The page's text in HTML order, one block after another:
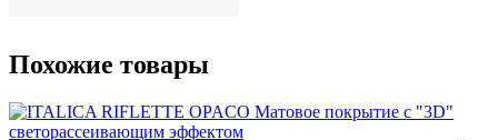
Похожие товары